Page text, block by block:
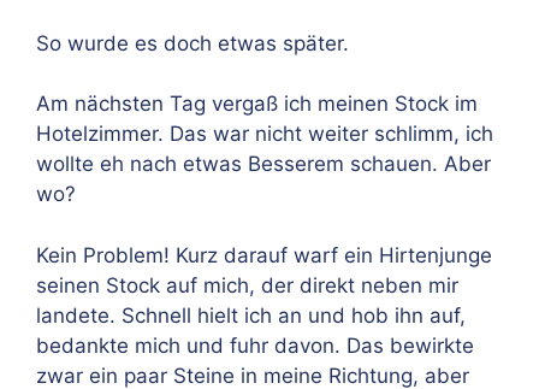
So wurde es doch etwas später.
Am nächsten Tag vergaß ich meinen Stock im
Hotelzimmer. Das war nicht weiter schlimm, ich
wollte eh nach etwas Besserem schauen. Aber
wo?
Kein Problem! Kurz darauf warf ein Hirtenjunge
seinen Stock auf mich, der direkt neben mir
landete. Schnell hielt ich an und hob ihn auf,
bedankte mich und fuhr davon. Das bewirkte
zwar ein paar Steine in meine Richtung, aber